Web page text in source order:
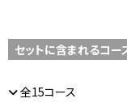
セットに含まれるコー
全15コース